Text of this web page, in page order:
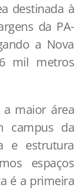
destinada à
da PA-
a Nova
mil metros
a maior área
campus da
e estrutura
espaços
é a primeira